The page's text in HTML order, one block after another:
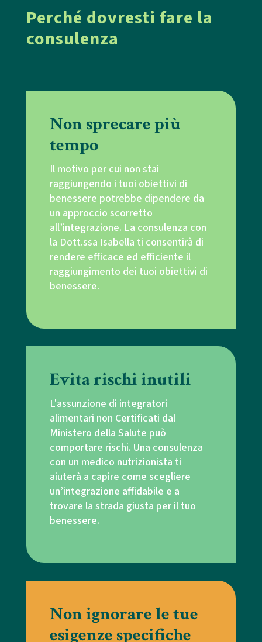
Perché dovresti fare la
consulenza
Non sprecare più
tempo
Il motivo per cui non stai
raggiungendo i tuoi obiettivi di
benessere potrebbe dipendere da
un approccio scorretto
all’integrazione. La consulenza con
la Dott.ssa Isabella ti consentirà di
rendere efficace ed efficiente il
raggiungimento dei tuoi obiettivi di
benessere.
Evita rischi inutili
L'assunzione di integratori
alimentari non Certificati dal
Ministero della Salute può
comportare rischi. Una consulenza
con un medico nutrizionista ti
aiuterà a capire come scegliere
un’integrazione affidabile e a
trovare la strada giusta per il tuo
benessere.
Non ignorare le tue
esigenze specifiche